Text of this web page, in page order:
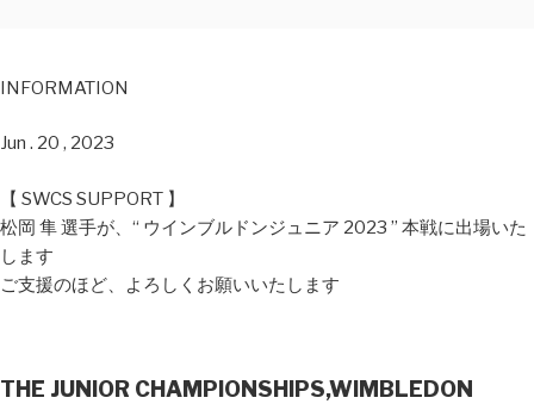
INFORMATION
Jun . 20 , 2023
【 SWCS SUPPORT 】
松岡 隼 選手が、“ ウインブルドンジュニア 2023 ” 本戦に出場いた
します
ご支援のほど、よろしくお願いいたします
THE JUNIOR CHAMPIONSHIPS,WIMBLEDON